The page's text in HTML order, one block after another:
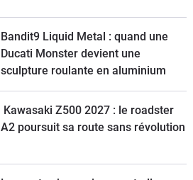
Bandit9 Liquid Metal : quand une
Ducati Monster devient une
sculpture roulante en aluminium
Kawasaki Z500 2027 : le roadster
A2 poursuit sa route sans révolution